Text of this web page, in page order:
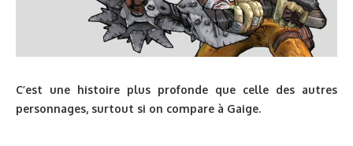
C’est une histoire plus profonde que celle des autres
personnages, surtout si on compare à Gaige.